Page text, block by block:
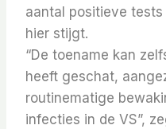
aantal positieve
hier stijgt.
“De toename kan
heeft geschat,
routinematige
infecties in de VS”,